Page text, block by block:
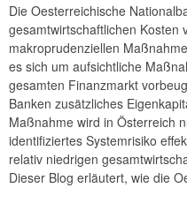
Die Oesterreichische
gesamtwirtschaftlichen Kosten
makroprudenziellen
es sich um aufsichtliche
gesamten Finanzmarkt
Banken zusätzliches
Maßnahme wird in Österreich
identifiziertes Systemrisiko
relativ niedrigen
Dieser Blog erläutert, wie die